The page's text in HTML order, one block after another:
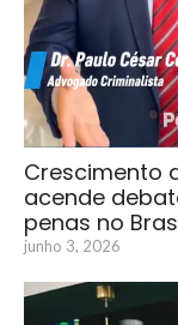
Crescimento
acende
penas no
junho 3, 2026